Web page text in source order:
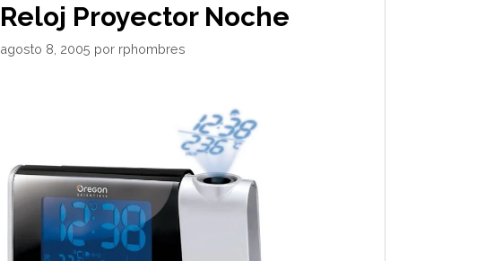
Reloj Proyector Noche
agosto 8, 2005 por rphombres